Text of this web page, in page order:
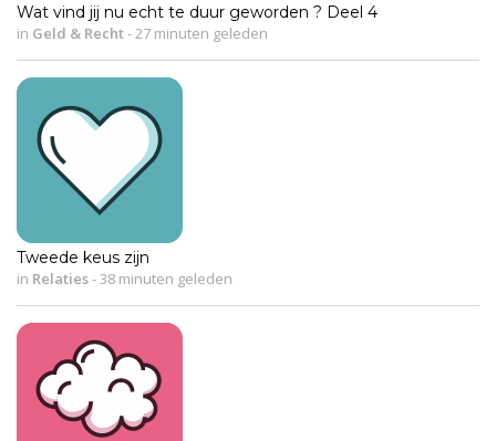
Wat vind jij nu echt te duur geworden ? Deel 4
in Geld & Recht- 27 minuten geleden
Tweede keus zijn
in Relaties- 38 minuten geleden